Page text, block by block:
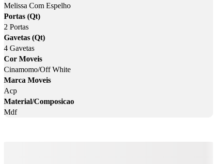
Melissa Com Espelho
Portas (Qt)
2 Portas
Gavetas (Qt)
4 Gavetas
Cor Moveis
Cinamomo/Off White
Marca Moveis
Acp
Material/Composicao
Mdf